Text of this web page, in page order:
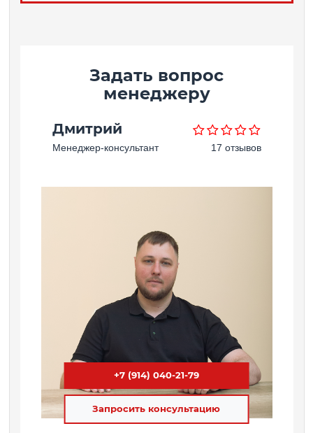
Задать вопрос
менеджеру
Дмитрий
Менеджер-консультант 17 отзывов
+7 (914) 040-21-79
Запросить консультацию